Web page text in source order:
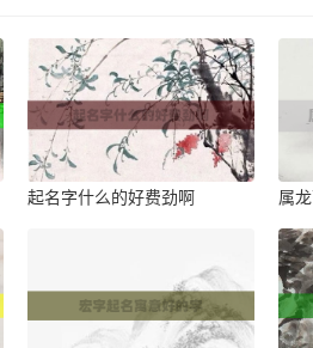
起名字什么的好费劲啊 属